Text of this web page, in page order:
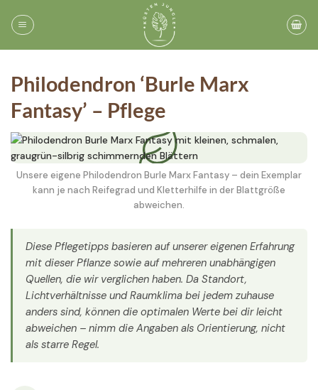
Inhalt
springen
Philodendron ‘Burle Marx
Fantasy’ – Pflege
Unsere eigene Philodendron Burle Marx Fantasy – dein Exemplar
kann je nach Reifegrad und Kletterhilfe in der Blattgröße
abweichen.
Diese Pflegetipps basieren auf unserer eigenen Erfahrung
mit dieser Pflanze sowie auf mehreren unabhängigen
Quellen, die wir verglichen haben. Da Standort,
Lichtverhältnisse und Raumklima bei jedem zuhause
anders sind, können die optimalen Werte bei dir leicht
abweichen – nimm die Angaben als Orientierung, nicht
als starre Regel.